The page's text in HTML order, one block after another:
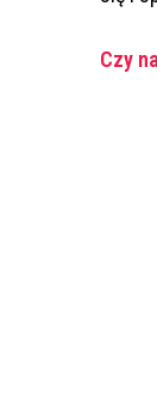
Czy